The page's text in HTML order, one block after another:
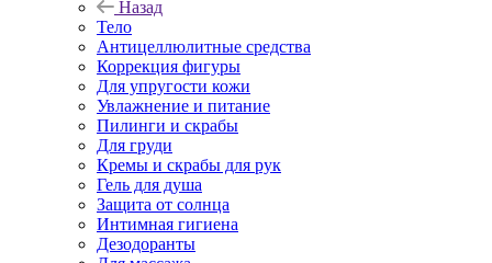
Назад
Тело
Антицеллюлитные средства
Коррекция фигуры
Для упругости кожи
Увлажнение и питание
Пилинги и скрабы
Для груди
Кремы и скрабы для рук
Гель для душа
Защита от солнца
Интимная гигиена
Дезодоранты